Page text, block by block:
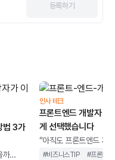
등록하기
법 3가
까
인사 테크
프론트엔드 개발자
게 선택했습니다
“아직도 프론트엔드 개
정은 다가오는데, 화면
#비즈니스TIP #프론트